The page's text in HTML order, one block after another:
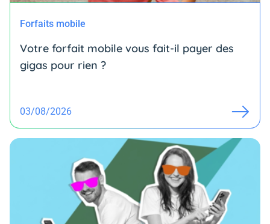
Forfaits mobile
Votre forfait mobile vous fait-il payer des
gigas pour rien ?
03/08/2026